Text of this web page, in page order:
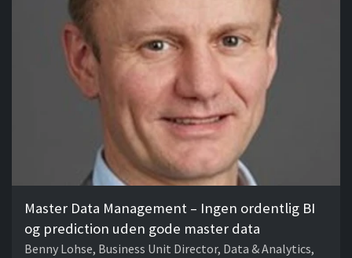
Master Data Management – Ingen ordentlig BI
og prediction uden gode master data
Benny Lohse, Business Unit Director, Data & Analytics,